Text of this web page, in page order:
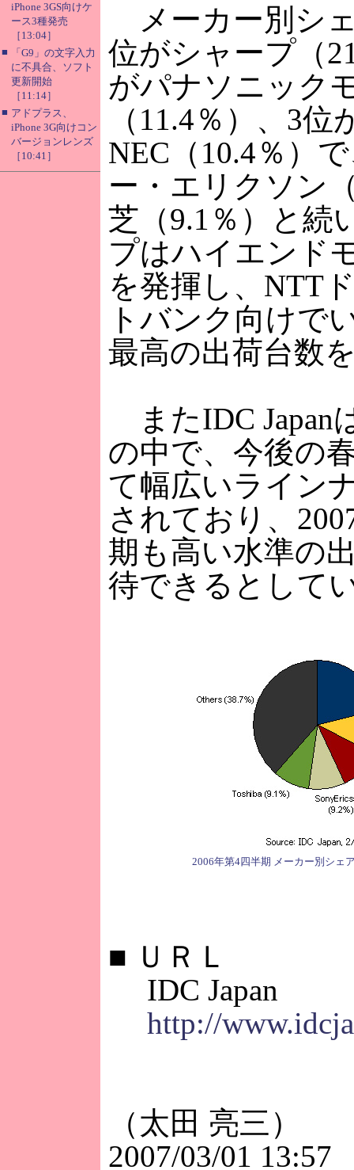
iPhone 3GS向けケ
ース3種発売
［13:04］
■
「G9」の文字入力
に不具合、ソフト
更新開始
［11:14］
■ アドプラス、
iPhone 3G向けコン
バージョンレンズ
［10:41］
メーカー別シ
位がシャープ（
がパナソニック
（11.4％）、3位
NEC（10.4％）
ー・エリクソン
芝（9.1％）と続
プはハイエンド
を発揮し、NTT
トバンク向けで
最高の出荷台数
またIDC Japan
の中で、今後の
て幅広いライン
されており、
期も高い水準の
待できるとして
2006年第4四半期 メーカー別シェ
■ ＵＲＬ
IDC Japan
http://
（太田 亮三）
2007/03/01 13:57